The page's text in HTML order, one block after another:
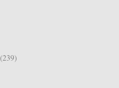
(239)